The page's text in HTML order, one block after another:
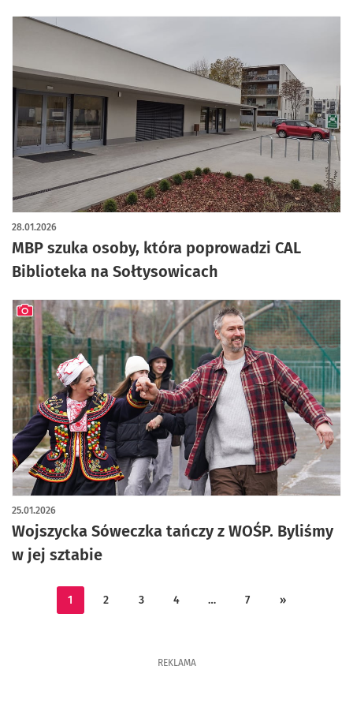
MBP szuka osoby, która poprowadzi CAL
Biblioteka na Sołtysowicach
28.01.2026
Wojszycka Sóweczka tańczy z WOŚP. Byliśmy
w jej sztabie
25.01.2026
artykuł z galerią zdjęć
1 2 3 4 … 7 »
REKLAMA